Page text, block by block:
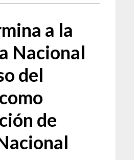
a la
Nacional
del
de